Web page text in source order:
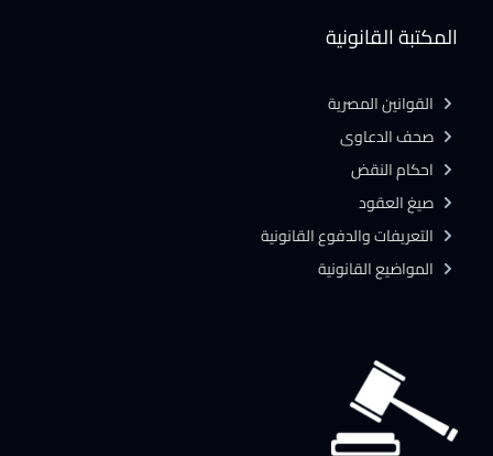
المكتبة القانونية
القوانين المصرية
صحف الدعاوى
احكام النقض
صيغ العقود
التعريفات والدفوع القانونية
المواضيع القانونية